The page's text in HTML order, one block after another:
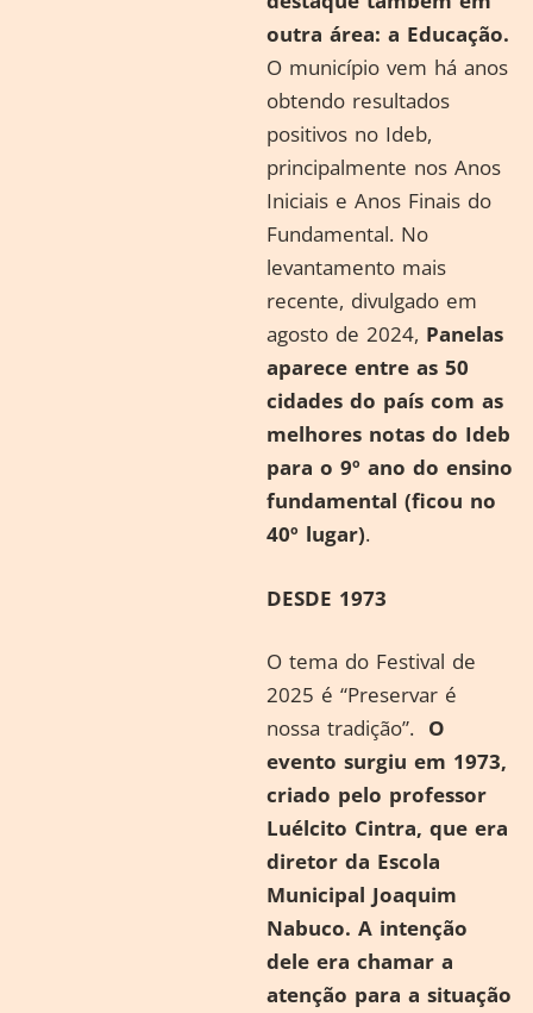
outra área: a Educação.
O município vem há anos
obtendo resultados
positivos no Ideb,
principalmente nos Anos
Iniciais e Anos Finais do
Fundamental. No
levantamento mais
recente, divulgado em
agosto de 2024, Panelas
aparece entre as 50
cidades do país com as
melhores notas do Ideb
para o 9º ano do ensino
fundamental (ficou no
40º lugar).
DESDE 1973
O tema do Festival de
2025 é “Preservar é
nossa tradição”. O
evento surgiu em 1973,
criado pelo professor
Luélcito Cintra, que era
diretor da Escola
Municipal Joaquim
Nabuco. A intenção
dele era chamar a
atenção para a situação